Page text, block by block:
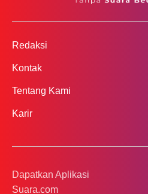
Redaksi
Kontak
Tentang Kami
Karir
Dapatkan Aplikasi
Suara.com